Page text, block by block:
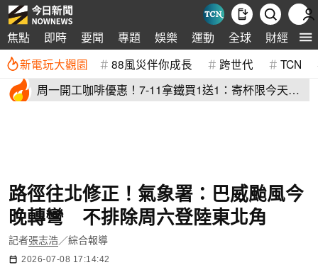
焦點 即時 要聞 專題 娛樂 運動 全球 財經
新電玩大觀園 88風災伴你成長 跨世代 TCN
周一開工咖啡優惠！7-11拿鐵買1送1：寄杯限今天
路徑往北修正！氣象署：巴威颱風今
晚轉彎 不排除周六登陸東北角
記者張志浩／綜合報導
2026-07-08 17:14:42